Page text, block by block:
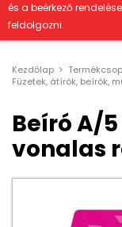
és a beérkező
feldolgozni.
Kezdőlap
Füzetek, átírók, beírók,
Beíró A/5
vonalas